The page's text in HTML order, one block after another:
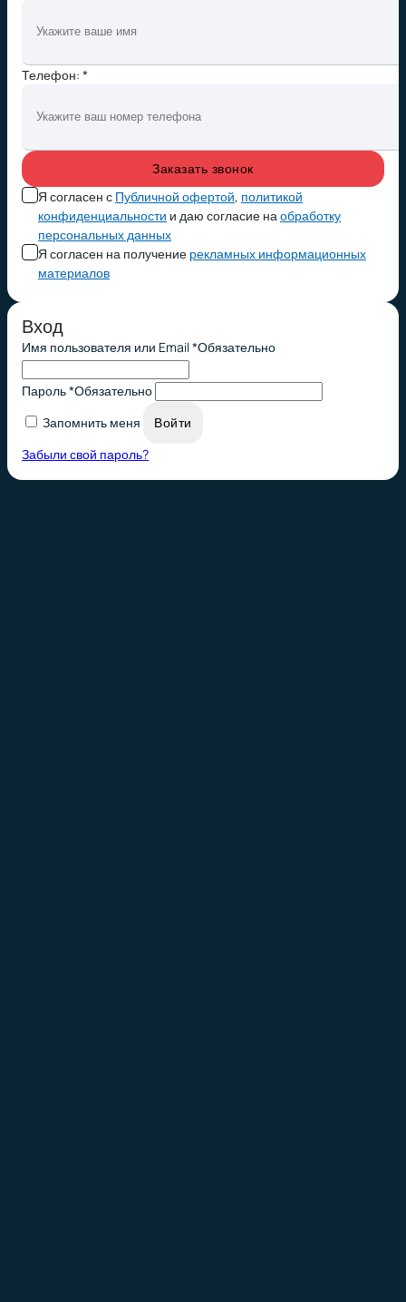
Телефон: *
Я согласен с Публичной офертой, политикой
конфиденциальности и даю согласие на обработку
персональных данных
Я согласен на получение рекламных информационных
материалов
Вход
Имя пользователя или Email*Обязательно
Пароль*Обязательно
Запомнить меня
Войти
Забыли свой пароль?